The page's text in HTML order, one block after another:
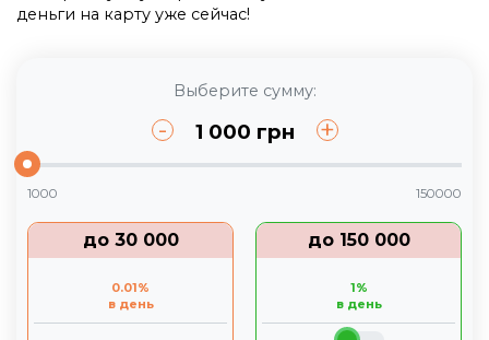
деньги на карту уже сейчас!
Выберите сумму:
- 1 000 грн +
1000 150000
до 30 000
0.01%
в день
до 150 000
1%
в день